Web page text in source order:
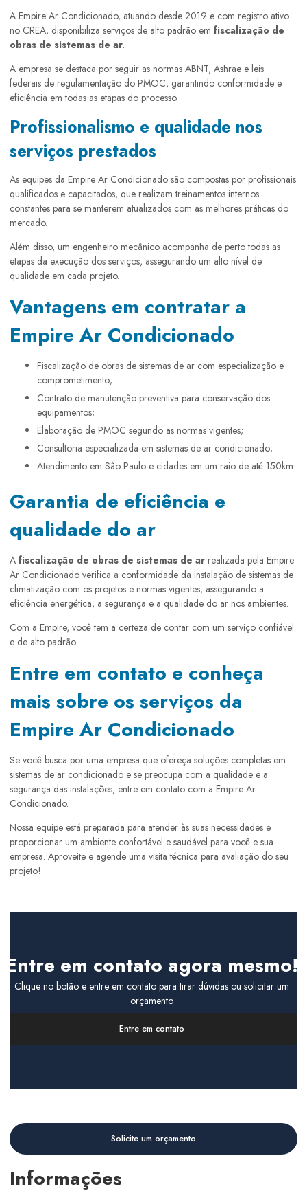
A Empire Ar Condicionado, atuando desde 2019 e com registro ativo
no CREA, disponibiliza serviços de alto padrão em fiscalização de
obras de sistemas de ar.
A empresa se destaca por seguir as normas ABNT, Ashrae e leis
federais de regulamentação do PMOC, garantindo conformidade e
eficiência em todas as etapas do processo.
Profissionalismo e qualidade nos
serviços prestados
As equipes da Empire Ar Condicionado são compostas por profissionais
qualificados e capacitados, que realizam treinamentos internos
constantes para se manterem atualizados com as melhores práticas do
mercado.
Além disso, um engenheiro mecânico acompanha de perto todas as
etapas da execução dos serviços, assegurando um alto nível de
qualidade em cada projeto.
Vantagens em contratar a
Empire Ar Condicionado
fiscalização de obras de sistemas de ar com especialização e
comprometimento;
Contrato de manutenção preventiva para conservação dos
equipamentos;
Elaboração de PMOC segundo as normas vigentes;
Consultoria especializada em sistemas de ar condicionado;
Atendimento em São Paulo e cidades em um raio de até 150km.
Garantia de eficiência e
qualidade do ar
A fiscalização de obras de sistemas de ar realizada pela Empire
Ar Condicionado verifica a conformidade da instalação de sistemas de
climatização com os projetos e normas vigentes, assegurando a
eficiência energética, a segurança e a qualidade do ar nos ambientes.
Com a Empire, você tem a certeza de contar com um serviço confiável
e de alto padrão.
Entre em contato e conheça
mais sobre os serviços da
Empire Ar Condicionado
Se você busca por uma empresa que ofereça soluções completas em
sistemas de ar condicionado e se preocupa com a qualidade e a
segurança das instalações, entre em contato com a Empire Ar
Condicionado.
Nossa equipe está preparada para atender às suas necessidades e
proporcionar um ambiente confortável e saudável para você e sua
empresa. Aproveite e agende uma visita técnica para avaliação do seu
projeto!
Entre em contato agora mesmo!
Clique no botão e entre em contato para tirar dúvidas ou solicitar um
orçamento
Entre em contato
Solicite um orçamento
Informações